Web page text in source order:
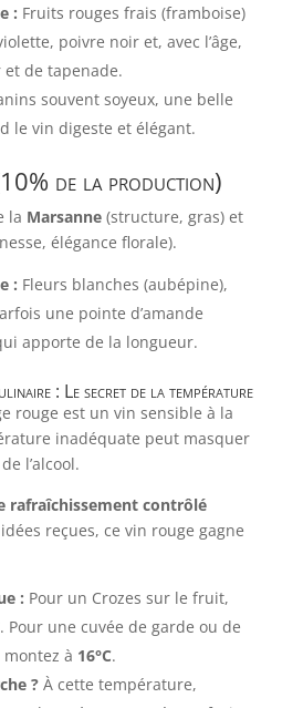
: Fruits rouges frais (framboise)
poivre noir et, avec l’âge,
de tapenade.
souvent soyeux, une belle
le vin digeste et élégant.
de la production)
la Marsanne(structure, gras) et
élégance florale).
: Fleurs blanches (aubépine),
une pointe d’amande
apporte de la longueur.
: Le secret de la température
rouge est un vin sensible à la
inadéquate peut masquer
l’alcool.
rafraîchissement contrôlé
reçues, ce vin rouge gagne
: Pour un Crozes sur le fruit,
. Pour une cuvée de garde ou de
à 16°C.
?À cette température,